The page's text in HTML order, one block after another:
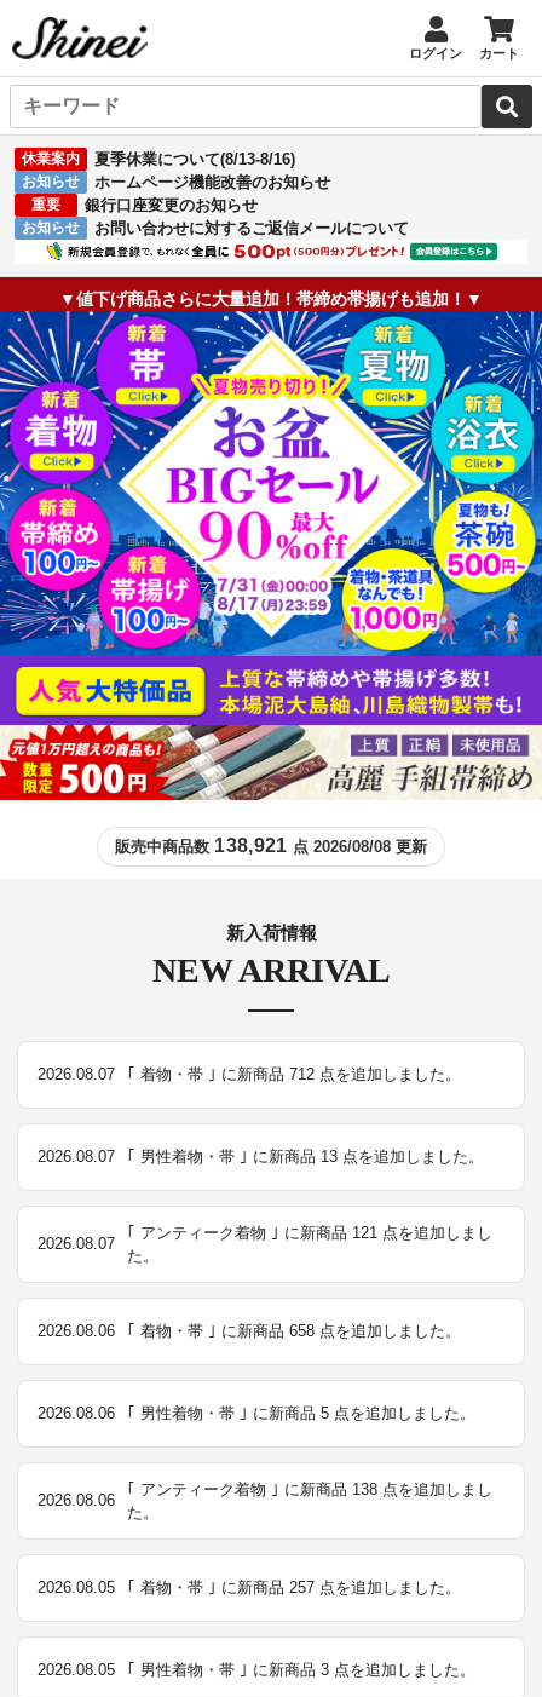
ログイン カート
休業案内 夏季休業について(8/13-8/16)
お知らせ ホームページ機能改善のお知らせ
重要 銀行口座変更のお知らせ
お知らせ お問い合わせに対するご返信メールについて
▼値下げ商品さらに大量追加！帯締め帯揚げも追加！▼
販売中商品数 138,921 点 2026/08/08 更新
NEW ARRIVAL
新入荷情報
2026.08.07 ｢ 着物・帯 ｣ に新商品 712 点を追加しました。
2026.08.07 ｢ 男性着物・帯 ｣ に新商品 13 点を追加しました。
2026.08.07
｢ アンティーク着物 ｣ に新商品 121 点を追加しまし
た。
2026.08.06 ｢ 着物・帯 ｣ に新商品 658 点を追加しました。
2026.08.06 ｢ 男性着物・帯 ｣ に新商品 5 点を追加しました。
2026.08.06
｢ アンティーク着物 ｣ に新商品 138 点を追加しまし
た。
2026.08.05 ｢ 着物・帯 ｣ に新商品 257 点を追加しました。
2026.08.05 ｢ 男性着物・帯 ｣ に新商品 3 点を追加しました。